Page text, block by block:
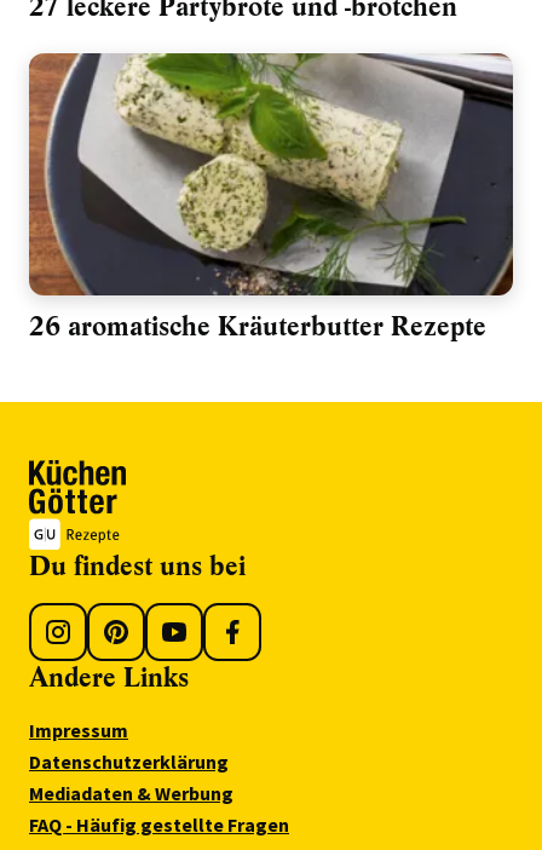
26 aromatische Kräuterbutter Rezepte
Du findest uns bei
Andere Links
Impressum
Datenschutzerklärung
Mediadaten & Werbung
FAQ - Häufig gestellte Fragen